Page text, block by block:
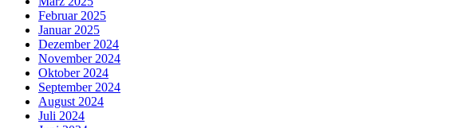
Februar 2025
Januar 2025
Dezember 2024
November 2024
Oktober 2024
September 2024
August 2024
Juli 2024